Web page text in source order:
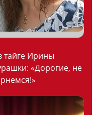
Ирины
«Дорогие, не